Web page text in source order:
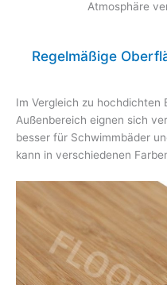
Atmosphäre
Regelmäßige
Im Vergleich zu hochdichten
Außenbereich eignen sich
besser für Schwimmbäder
kann in verschiedenen